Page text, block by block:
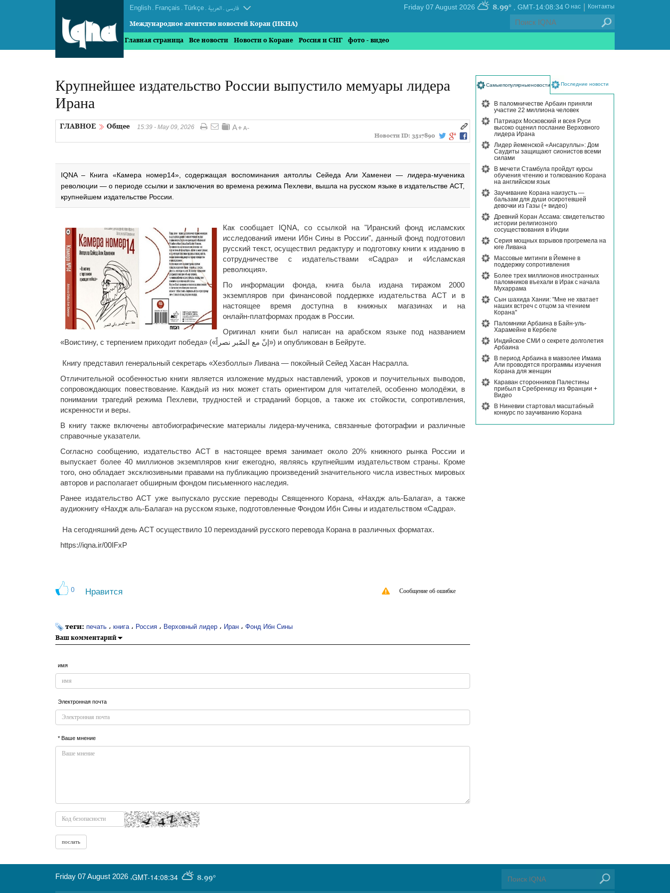
English . Français . Türkçe . العربیة . فارسی
Международное агентство новостей Коран (ИКНА)
GMT-14:08:34
8.99° Контакты
|
О нас
Главная страница Все новости Новости о Коране Россия и СНГ фото - видео
Крупнейшее издательство России выпустило мемуары лидера
Ирана
ГЛАВНОЕ Общее
15:39 - May 09, 2026
Новости ID: 3517890
IQNA – Книга «Камера номер14», содержащая воспоминания аятоллы Сейеда Али Хаменеи — лидера‑мученика
революции — о периоде ссылки и заключения во времена режима Пехлеви, вышла на русском языке в издательстве АСТ,
крупнейшем издательстве России.
Как сообщает IQNA, со ссылкой на "Иранский фонд исламских
исследований имени Ибн Сины в России", данный фонд подготовил
русский текст, осуществил редактуру и подготовку книги к изданию в
сотрудничестве с издательствами «Садра» и «Исламская
революция».
По информации фонда, книга была издана тиражом 2000
экземпляров при финансовой поддержке издательства АСТ и в
настоящее время доступна в книжных магазинах и на
онлайн‑платформах продаж в России.
Оригинал книги был написан на арабском языке под названием
«Воистину, с терпением приходит победа» («إنّ مع الصّبر نصراً») и опубликован в Бейруте.
Книгу представил генеральный секретарь «Хезболлы» Ливана — покойный Сейед Хасан Насралла.
Отличительной особенностью книги является изложение мудрых наставлений, уроков и поучительных выводов,
сопровождающих повествование. Каждый из них может стать ориентиром для читателей, особенно молодёжи, в
понимании трагедий режима Пехлеви, трудностей и страданий борцов, а также их стойкости, сопротивления,
искренности и веры.
В книгу также включены автобиографические материалы лидера‑мученика, связанные фотографии и различные
справочные указатели.
Согласно сообщению, издательство АСТ в настоящее время занимает около 20% книжного рынка России и
выпускает более 40 миллионов экземпляров книг ежегодно, являясь крупнейшим издательством страны. Кроме
того, оно обладает эксклюзивными правами на публикацию произведений значительного числа известных мировых
авторов и располагает обширным фондом письменного наследия.
Ранее издательство АСТ уже выпускало русские переводы Священного Корана, «Нахдж аль‑Балага», а также
аудиокнигу «Нахдж аль‑Балага» на русском языке, подготовленные Фондом Ибн Сины и издательством «Садра».
На сегодняшний день АСТ осуществило 10 переизданий русского перевода Корана в различных форматах.
https://iqna.ir/00IFxP
0 Нравится Сообщение об ошибке
теги: печать ، книга ، Россия ، Верховный лидер ، Иран ، Фонд Ибн Сины
Ваш комментарий
имя
Электронная почта
* Ваше мнение
Самыепопулярныеновости Последние новости
В паломничестве Арбаин приняли
участие 22 миллиона человек
Патриарх Московский и всея Руси
высоко оценил послание Верховного
лидера Ирана
Лидер йеменской «Ансаруллы»: Дом
Саудиты защищают сионистов всеми
силами
В мечети Стамбула пройдут курсы
обучения чтению и толкованию Корана
на английском язык
Заучивание Корана наизусть —
бальзам для души осиротевшей
девочки из Газы (+ видео)
Древний Коран Ассама: свидетельство
истории религиозного
сосуществования в Индии
Серия мощных взрывов прогремела на
юге Ливана
Массовые митинги в Йемене в
поддержку сопротивления
Более трех миллионов иностранных
паломников въехали в Ирак с начала
Мухаррама
Сын шахида Хании: "Мне не хватает
наших встреч с отцом за чтением
Корана"
Паломники Арбаина в Байн-уль-
Харамейне в Кербеле
Индийское СМИ о секрете долголетия
Арбаина
В период Арбаина в мавзолее Имама
Али проводятся программы изучения
Корана для женщин
Караван сторонников Палестины
прибыл в Сребреницу из Франции +
Видео
В Ниневии стартовал масштабный
конкурс по заучиванию Корана
GMT-14:08:34 8.99°
Friday 07 August 2026 ,